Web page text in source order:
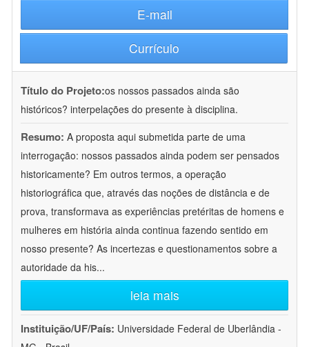
E-mail
Currículo
Título do Projeto:os nossos passados ainda são
históricos? interpelações do presente à disciplina.
Resumo: A proposta aqui submetida parte de uma
interrogação: nossos passados ainda podem ser pensados
historicamente? Em outros termos, a operação
historiográfica que, através das noções de distância e de
prova, transformava as experiências pretéritas de homens e
mulheres em história ainda continua fazendo sentido em
nosso presente? As incertezas e questionamentos sobre a
autoridade da his...
leia mais
Instituição/UF/País: Universidade Federal de Uberlândia -